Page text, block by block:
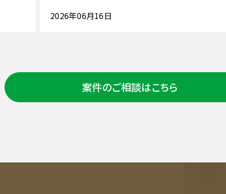
2026年06月16日
案件のご相談はこちら